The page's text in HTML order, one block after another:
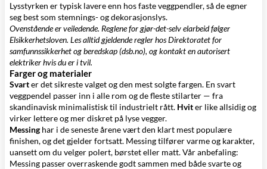
Lysstyrken er typisk lavere enn hos faste veggpendler, så de egner
seg best som stemnings- og dekorasjonslys.
Ovenstående er veiledende. Reglene for gjør-det-selv elarbeid følger
Elsikkerhetsloven. Les alltid gjeldende regler hos Direktoratet for
samfunnssikkerhet og beredskap (dsb.no), og kontakt en autorisert
elektriker hvis du er i tvil.
Farger og materialer
Svarter det sikreste valget og den mest solgte fargen. En svart
veggpendel passer inn i alle rom og de fleste stilarter — fra
skandinavisk minimalistisk til industrielt rått. Hviter like allsidig og
virker lettere og mer diskret på lyse vegger.
Messing har i de seneste årene vært den klart mest populære
finishen, og det gjelder fortsatt. Messing tilfører varme og karakter,
uansett om du velger polert, børstet eller matt. Vår anbefaling:
Messing passer overraskende godt sammen med både svarte og